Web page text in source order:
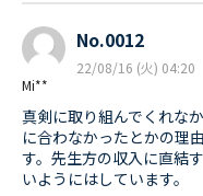
Mi**
No.0012
22/08/16 (火) 04:20
真剣に取り組んでくれな
に合わなかったとかの理
す。先生方の収入に直結
いようにはしています。